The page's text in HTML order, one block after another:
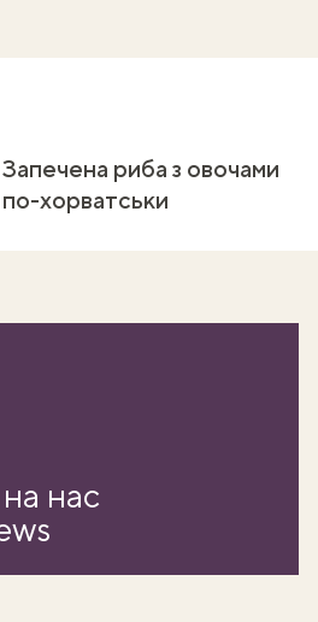
Запечена риба з овочами
по-хорватськи
нас